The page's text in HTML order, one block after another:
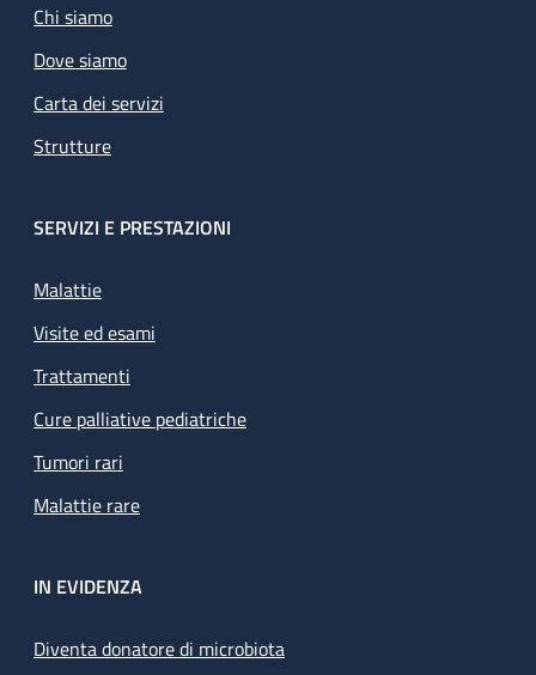
Chi siamo
Dove siamo
Carta dei servizi
Strutture
SERVIZI E PRESTAZIONI
Malattie
Visite ed esami
Trattamenti
Cure palliative pediatriche
Tumori rari
Malattie rare
IN EVIDENZA
Diventa donatore di microbiota